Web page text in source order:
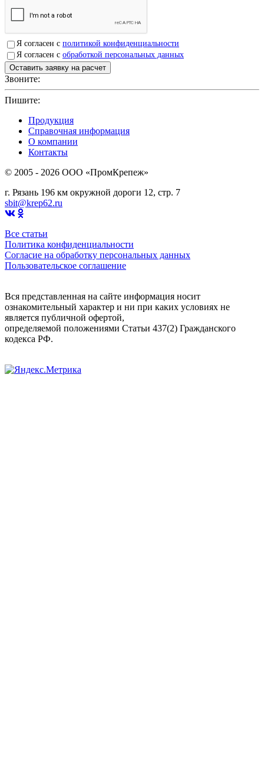
Я согласен с политикой конфиденциальности
Я согласен с обработкой персональных данных
Звоните:
Пишите:
Продукция
Справочная информация
О компании
Контакты
© 2005 - 2026 OOO «ПромКрепеж»
г. Рязань 196 км окружной дороги 12, стр. 7
sbit@krep62.ru
Все статьи
Политика конфиденциальности
Согласие на обработку персональных данных
Пользовательское соглашение
Вся представленная на сайте информация носит
ознакомительный характер и ни при каких условиях не
является публичной офертой,
определяемой положениями Статьи 437(2) Гражданского
кодекса РФ.